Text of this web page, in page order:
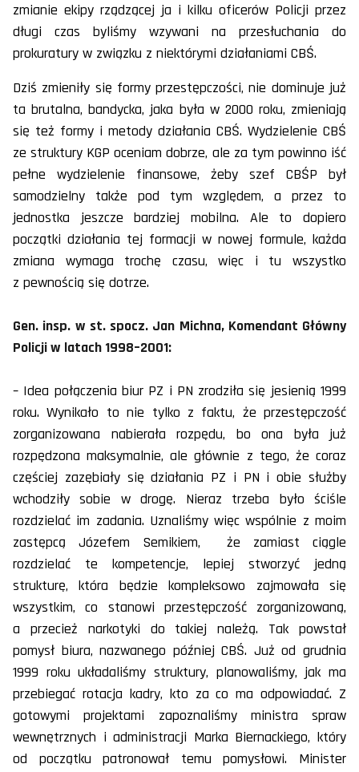
zmianie ekipy rządzącej ja i kilku oficerów Policji przez
długi czas byliśmy wzywani na przesłuchania do
prokuratury w związku z niektórymi działaniami CBŚ.
Dziś zmieniły się formy przestępczości, nie dominuje już
ta brutalna, bandycka, jaka była w 2000 roku, zmieniają
się też formy i metody działania CBŚ. Wydzielenie CBŚ
ze struktury KGP oceniam dobrze, ale za tym powinno iść
pełne wydzielenie finansowe, żeby szef CBŚP był
samodzielny także pod tym względem, a przez to
jednostka jeszcze bardziej mobilna. Ale to dopiero
początki działania tej formacji w nowej formule, każda
zmiana wymaga trochę czasu, więc i tu wszystko
z pewnością się dotrze.
Gen. insp. w st. spocz. Jan Michna, Komendant Główny
Policji w latach 1998–2001:
– Idea połączenia biur PZ i PN zrodziła się jesienią 1999
roku. Wynikało to nie tylko z faktu, że przestępczość
zorganizowana nabierała rozpędu, bo ona była już
rozpędzona maksymalnie, ale głównie z tego, że coraz
częściej zazębiały się działania PZ i PN i obie służby
wchodziły sobie w drogę. Nieraz trzeba było ściśle
rozdzielać im zadania. Uznaliśmy więc wspólnie z moim
zastępcą Józefem Semikiem, że zamiast ciągle
rozdzielać te kompetencje, lepiej stworzyć jedną
strukturę, która będzie kompleksowo zajmowała się
wszystkim, co stanowi przestępczość zorganizowaną,
a przecież narkotyki do takiej należą. Tak powstał
pomysł biura, nazwanego później CBŚ. Już od grudnia
1999 roku układaliśmy struktury, planowaliśmy, jak ma
przebiegać rotacja kadry, kto za co ma odpowiadać. Z
gotowymi projektami zapoznaliśmy ministra spraw
wewnętrznych i administracji Marka Biernackiego, który
od początku patronował temu pomysłowi. Minister